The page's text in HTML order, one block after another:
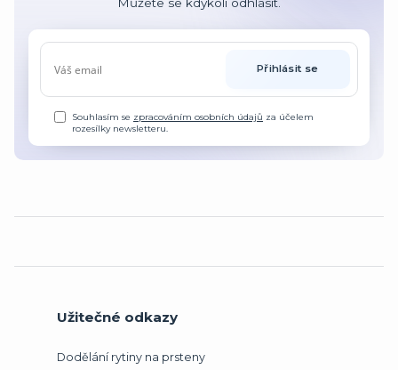
Přihlásit se
Souhlasím se zpracováním osobních údajů za účelem
rozesílky newsletteru.
Užitečné odkazy
Dodělání rytiny na prsteny